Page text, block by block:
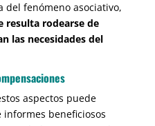
del fenómeno asociativo,
resulta rodearse de
las necesidades del
aspectos puede
beneficiosos